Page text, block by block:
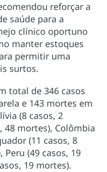
reforçar a
saúde para a
clínico oportuno
manter estoques
permitir uma
surtos.
total de 346 casos
e 143 mortes em
(8 casos, 2
48 mortes), Colômbia
(11 casos, 8
(49 casos, 19
19 mortes).